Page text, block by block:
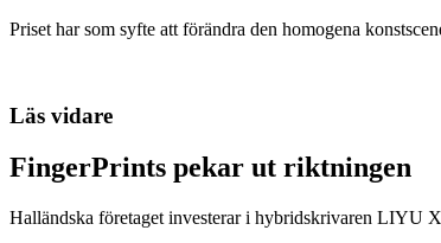
Priset har som syfte att förändra den homogena
Läs vidare
FingerPrints pekar ut riktningen
Halländska företaget investerar i hybridskrivaren LIYU